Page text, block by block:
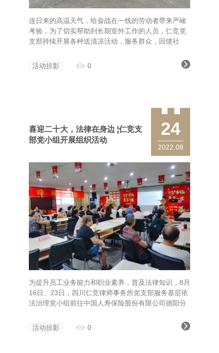
连日来的高温天气，给奋战在一线的劳动者带来严峻
考验，为了切实帮助到长期室外工作的人员，仁竞党
支部持续开展各种送清凉活动，服务群众，回馈社
活动掠影
0
24
2022.08
喜迎二十大，法律在身边 ¦仁竞支
部党小组开展组织活动
为提升员工业务能力和职业素养，普及法律知识，8月
16日、23日，四川仁竞律师事务所党支部服务基层依
法治理党小组前往中国人寿保险股份有限公司德阳分
讲，党小组组长、支部党员余章律师任主讲人。
活动掠影 0